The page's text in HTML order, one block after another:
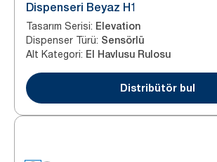
Dispenseri Beyaz H1
Tasarım Serisi: Elevation
Dispenser Türü: Sensörlü
Alt Kategori: El Havlusu Rulosu
Distribütör bul